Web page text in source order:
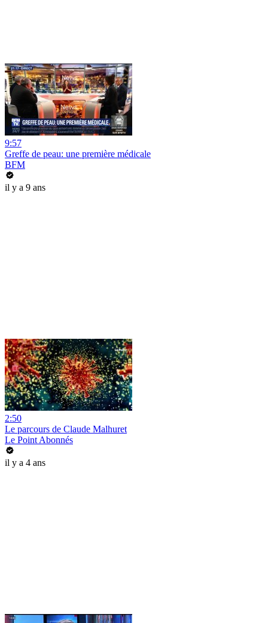
9:57
Greffe de peau: une première médicale
BFM
il y a 9 ans
2:50
Le parcours de Claude Malhuret
Le Point Abonnés
il y a 4 ans